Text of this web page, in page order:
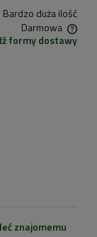
Bardzo duża ilość
Darmowa
formy dostawy
znajomemu